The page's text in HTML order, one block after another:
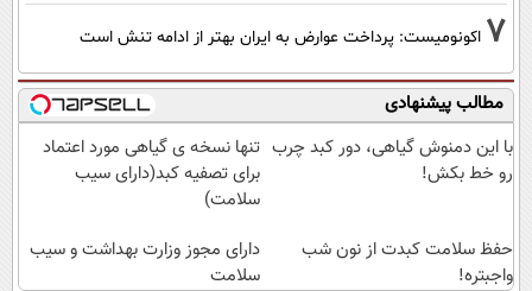
7 اکونومیست: پرداخت عوارض به ایران بهتر از ادامه تنش است
مطالب پیشنهادی
با این دمنوش گیاهی، دور کبد چرب
رو خط بکش!
تنها نسخه ی گیاهی مورد اعتماد
برای تصفیه کبد(دارای سیب
سلامت)
حفظ سلامت کبدت از نون شب
واجبتره!
دارای مجوز وزارت بهداشت و سیب
سلامت